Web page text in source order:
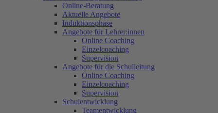
Online-Beratung
Aktuelle Angebote
Induktionsphase
Angebote für Lehrer:innen
Online Coaching
Einzelcoaching
Supervision
Angebote für die Schulleitung
Online Coaching
Einzelcoaching
Supervision
Schulentwicklung
Teamentwicklung